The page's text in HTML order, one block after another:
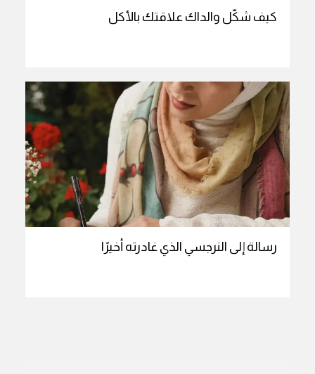
كيف شكّل والداك علاقتك بالأكل
رسالة إلى النرجسي الذي غادرته أخيرًا